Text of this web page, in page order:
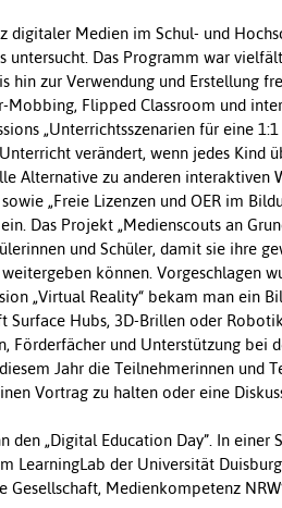
Medien im Schul- und
untersucht. Das Programm war
zur Verwendung und Erstellung
Flipped Classroom und
„Unterrichtsszenarien für eine
verändert, wenn jedes Kind
Alternative zu anderen interaktiven
„Freie Lizenzen und OER im
Das Projekt „Medienscouts an
und Schüler, damit sie ihre
können. Vorgeschlagen
„Virtual Reality“ bekam man ein
Hubs, 3D-Brillen oder
und Unterstützung bei
Jahr die Teilnehmerinnen und
Vortrag zu halten oder eine
„Digital Education Day”. In einer
der Universität
Medienkompetenz